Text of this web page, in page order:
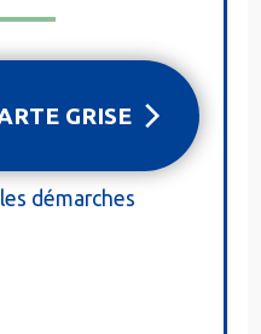
GRISE
démarches